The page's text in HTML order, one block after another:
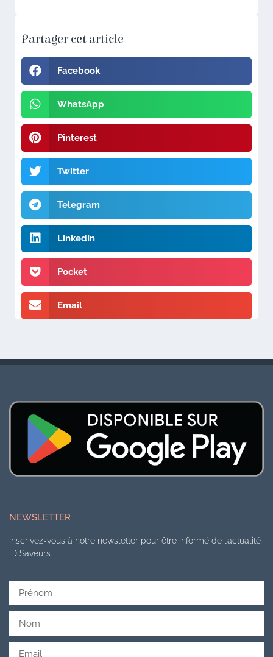
Partager cet article
Facebook
WhatsApp
Pinterest
Twitter
Telegram
LinkedIn
Pocket
Email
NEWSLETTER
Inscrivez-vous à notre newsletter pour être informé de l’actualité
ID Saveurs.